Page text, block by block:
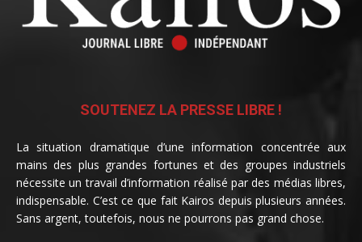
SOUTENEZ LA PRESSE LIBRE !
La situation dramatique d’une information concentrée aux
mains des plus grandes fortunes et des groupes industriels
nécessite un travail d’information réalisé par des médias libres,
indispensable. C’est ce que fait Kairos depuis plusieurs années.
Sans argent, toutefois, nous ne pourrons pas grand chose.